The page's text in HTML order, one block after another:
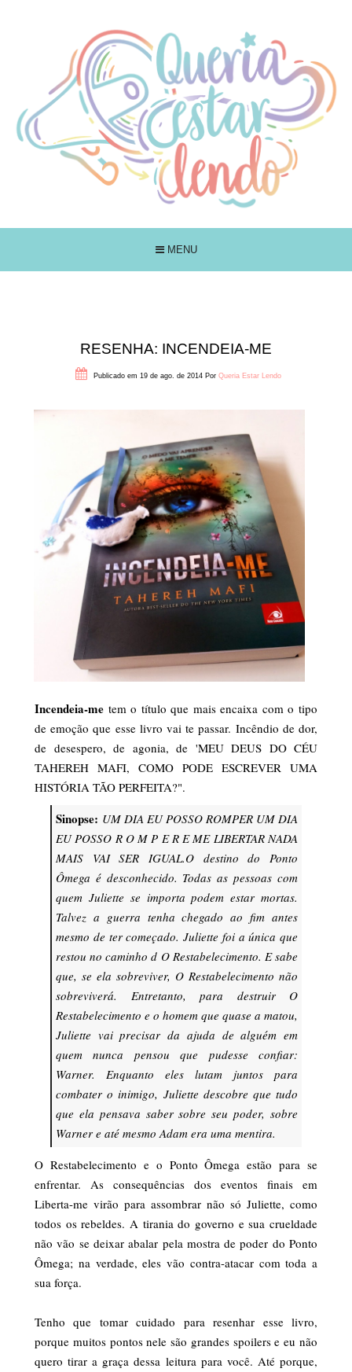
MENU
RESENHA: INCENDEIA-ME
Publicado em 19 de ago. de 2014 Por Queria Estar Lendo
Incendeia-me tem o título que mais encaixa com o tipo
de emoção que esse livro vai te passar. Incêndio de dor,
de desespero, de agonia, de 'MEU DEUS DO CÉU
TAHEREH MAFI, COMO PODE ESCREVER UMA
HISTÓRIA TÃO PERFEITA?".
Sinopse: UM DIA EU POSSO ROMPER UM DIA
EU POSSO R O M P E R E ME LIBERTAR NADA
MAIS VAI SER IGUAL.O destino do Ponto
Ômega é desconhecido. Todas as pessoas com
quem Juliette se importa podem estar mortas.
Talvez a guerra tenha chegado ao fim antes
mesmo de ter começado. Juliette foi a única que
restou no caminho d O Restabelecimento. E sabe
que, se ela sobreviver, O Restabelecimento não
sobreviverá. Entretanto, para destruir O
Restabelecimento e o homem que quase a matou,
Juliette vai precisar da ajuda de alguém em
quem nunca pensou que pudesse confiar:
Warner. Enquanto eles lutam juntos para
combater o inimigo, Juliette descobre que tudo
que ela pensava saber sobre seu poder, sobre
Warner e até mesmo Adam era uma mentira.
O Restabelecimento e o Ponto Ômega estão para se
enfrentar. As consequências dos eventos finais em
Liberta-me virão para assombrar não só Juliette, como
todos os rebeldes. A tirania do governo e sua crueldade
não vão se deixar abalar pela mostra de poder do Ponto
Ômega; na verdade, eles vão contra-atacar com toda a
sua força.
Tenho que tomar cuidado para resenhar esse livro,
porque muitos pontos nele são grandes spoilers e eu não
quero tirar a graça dessa leitura para você. Até porque,